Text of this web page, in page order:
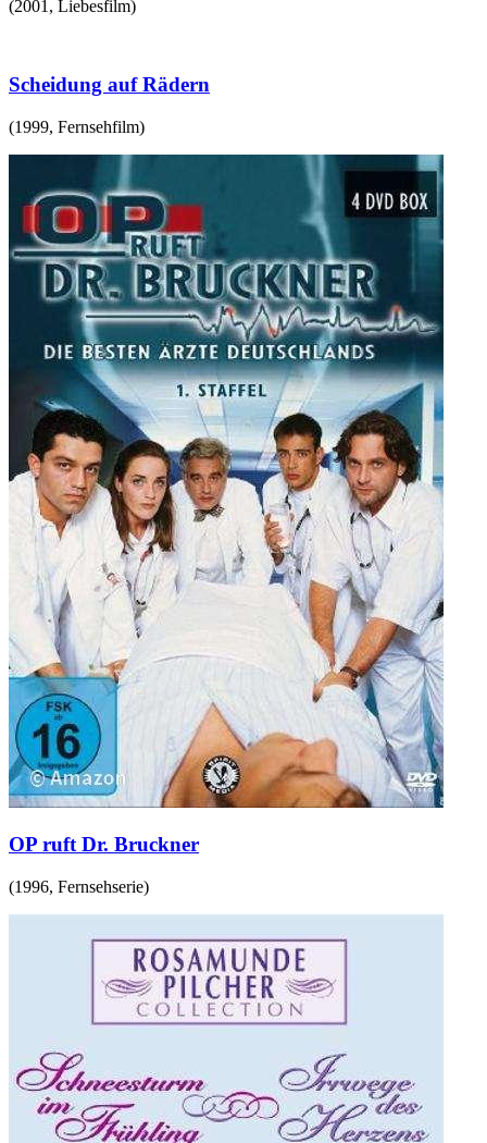
(2001 , Liebesfilm)
Scheidung auf Rädern
(1999, Fernsehfilm)
OP ruft Dr. Bruckner
(1996, Fernsehserie)